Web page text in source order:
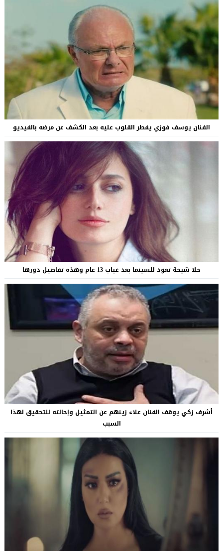
الفنان يوسف فوزي يفطر القلوب عليه بعد الكشف عن مرضه بالفيديو
حلا شيحة تعود للسينما بعد غياب 13 عام وهذه تفاصيل دورها
أشرف زكي يوقف الفنان علاء زينهم عن التمثيل وإحالته للتحقيق لهذا
السبب